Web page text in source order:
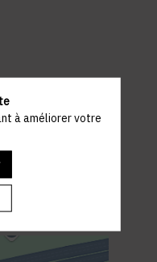
Lippmann,
à améliorer votre